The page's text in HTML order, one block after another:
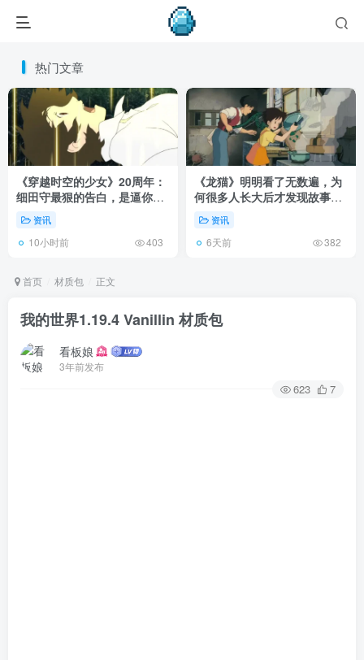
热门文章
《穿越时空的少女》20周年：
细田守最狠的告白，是逼你承
认有些夏天回不去了！
资讯
10小时前 403
《龙猫》明明看了无数遍，为
何很多人长大后才发现故事根
本不在 1988 年！
资讯
6天前 382
首页 材质包 正文
我的世界1.19.4 Vanillin 材质包
看板娘
3年前发布
623 7